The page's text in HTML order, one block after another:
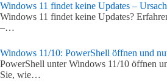
Windows 11 findet keine Updates –
Windows 11 findet keine Updates?
–…
Windows 11/10: PowerShell öffnen und
PowerShell unter Windows 11/10 öffnen
Sie, wie…